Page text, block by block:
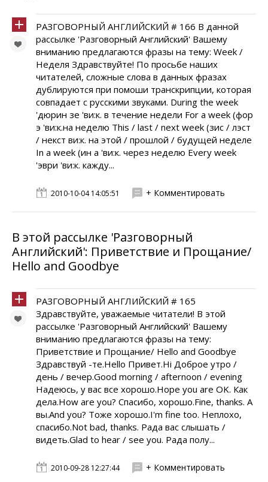
РАЗГОВОРНЫЙ АНГЛИЙСКИЙ # 166 В данной
рассылке 'Разговорный Английский' Вашему
вниманию предлагаются фразы на тему: Week /
Неделя Здравствуйте! По просьбе наших
читателей, сложные слова в данных фразах
дублируются при помоши транскрипции, которая
совпадает с русскими звуками. During the week
'дюрин зе 'ви:к. в течение недели For a week (фор
э 'ви:к.на неделю This / last / next week (зис / лэст
/ некст ви:к. на этой / прошлой / будущей неделе
In a week (ин а 'ви:к. через неделю Every week
'эври 'ви:к. кажду...
2010-10-04 14:05:51 + Комментировать
В этой рассылке 'Разговорный
Английский': Приветствие и Прощание/
Hello and Goodbye
РАЗГОВОРНЫЙ АНГЛИЙСКИЙ # 165
Здравствуйте, уважаемые читатели! В этой
рассылке 'Разговорный Английский' Вашему
вниманию предлагаются фразы на тему:
Приветствие и Прощание/ Hello and Goodbye
Здравствуй -тe.Hello Привет.Hi Доброе утро /
день / вечер.Good morning / afternoon / evening
Надеюсь, у вас все хорошо.Hope you are OK. Как
дела.How are you? Спасибо, хорошо.Fine, thanks. А
вы.And you? Тоже хорошо.I'm fine too. Неплохо,
спасибо.Not bad, thanks. Рада вас слышать /
видеть.Glad to hear / see you. Рада полу...
2010-09-28 12:27:44 + Комментировать